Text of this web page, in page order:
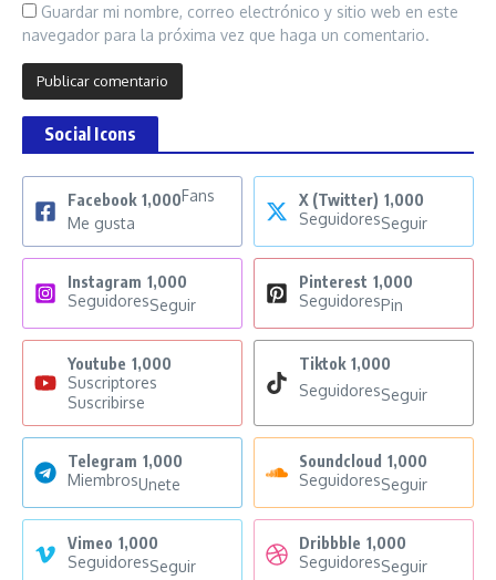
Guardar mi nombre, correo electrónico y sitio web en este
navegador para la próxima vez que haga un comentario.
Social Icons
Facebook 1,000Fans
Me gusta
X (Twitter) 1,000
SeguidoresSeguir
Instagram 1,000
SeguidoresSeguir
Pinterest 1,000
SeguidoresPin
Youtube 1,000
Suscriptores
Suscribirse
Tiktok 1,000
SeguidoresSeguir
Telegram 1,000
MiembrosUnete
Soundcloud 1,000
SeguidoresSeguir
Vimeo 1,000
SeguidoresSeguir
Dribbble 1,000
SeguidoresSeguir